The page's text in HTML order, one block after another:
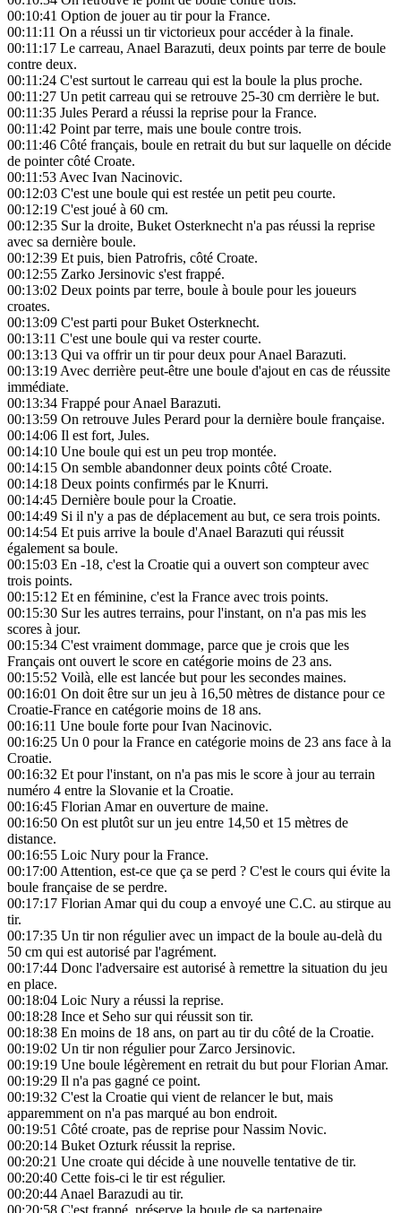
00:10:41 Option de jouer au tir pour la France.
00:11:11 On a réussi un tir victorieux pour accéder à la finale.
00:11:17 Le carreau, Anael Barazuti, deux points par terre de boule
contre deux.
00:11:24 C'est surtout le carreau qui est la boule la plus proche.
00:11:27 Un petit carreau qui se retrouve 25-30 cm derrière le but.
00:11:35 Jules Perard a réussi la reprise pour la France.
00:11:42 Point par terre, mais une boule contre trois.
00:11:46 Côté français, boule en retrait du but sur laquelle on décide
de pointer côté Croate.
00:11:53Avec Ivan Nacinovic.
00:12:03 C'est une boule qui est restée un petit peu courte.
00:12:19 C'est joué à 60 cm.
00:12:35 Sur la droite, Buket Osterknecht n'a pas réussi la reprise
avec sa dernière boule.
00:12:39 Et puis, bien Patrofris, côté Croate.
00:12:55 Zarko Jersinovic s'est frappé.
00:13:02 Deux points par terre, boule à boule pour les joueurs
croates.
00:13:09 C'est parti pour Buket Osterknecht.
00:13:11 C'est une boule qui va rester courte.
00:13:13 Qui va offrir un tir pour deux pour Anael Barazuti.
00:13:19Avec derrière peut-être une boule d'ajout en cas de réussite
immédiate.
00:13:34 Frappé pour Anael Barazuti.
00:13:59 On retrouve Jules Perard pour la dernière boule française.
00:14:06 Il est fort, Jules.
00:14:10 Une boule qui est un peu trop montée.
00:14:15 On semble abandonner deux points côté Croate.
00:14:18 Deux points confirmés par le Knurri.
00:14:45 Dernière boule pour la Croatie.
00:14:49 Si il n'y a pas de déplacement au but, ce sera trois points.
00:14:54 Et puis arrive la boule d'Anael Barazuti qui réussit
également sa boule.
00:15:03 En -18, c'est la Croatie qui a ouvert son compteur avec
trois points.
00:15:12 Et en féminine, c'est la France avec trois points.
00:15:30 Sur les autres terrains, pour l'instant, on n'a pas mis les
scores à jour.
00:15:34 C'est vraiment dommage, parce que je crois que les
Français ont ouvert le score en catégorie moins de 23 ans.
00:15:52 Voilà, elle est lancée but pour les secondes maines.
00:16:01 On doit être sur un jeu à 16,50 mètres de distance pour ce
Croatie-France en catégorie moins de 18 ans.
00:16:11 Une boule forte pour Ivan Nacinovic.
00:16:25 Un 0 pour la France en catégorie moins de 23 ans face à la
Croatie.
00:16:32 Et pour l'instant, on n'a pas mis le score à jour au terrain
numéro 4 entre la Slovanie et la Croatie.
00:16:45 Florian Amar en ouverture de maine.
00:16:50 On est plutôt sur un jeu entre 14,50 et 15 mètres de
distance.
00:16:55 Loic Nury pour la France.
00:17:00Attention, est-ce que ça se perd ? C'est le cours qui évite la
boule française de se perdre.
00:17:17 Florian Amar qui du coup a envoyé une C.C. au stirque au
tir.
00:17:35 Un tir non régulier avec un impact de la boule au-delà du
50 cm qui est autorisé par l'agrément.
00:17:44 Donc l'adversaire est autorisé à remettre la situation du jeu
en place.
00:18:04 Loic Nury a réussi la reprise.
00:18:28 Ince et Seho sur qui réussit son tir.
00:18:38 En moins de 18 ans, on part au tir du côté de la Croatie.
00:19:02 Un tir non régulier pour Zarco Jersinovic.
00:19:19 Une boule légèrement en retrait du but pour Florian Amar.
00:19:29 Il n'a pas gagné ce point.
00:19:32 C'est la Croatie qui vient de relancer le but, mais
apparemment on n'a pas marqué au bon endroit.
00:19:51 Côté croate, pas de reprise pour Nassim Novic.
00:20:14 Buket Ozturk réussit la reprise.
00:20:21 Une croate qui décide à une nouvelle tentative de tir.
00:20:40 Cette fois-ci le tir est régulier.
00:20:44Anael Barazudi au tir.